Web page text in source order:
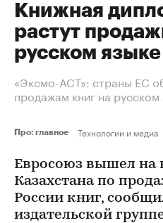
Книжная
растут
русском
«Эксмо-АСТ»: страны ЕС
продажам книг на русском
Про: главное Технологии и медиа
Евросоюз вышел на
Казахстана по
России книг,
издательской